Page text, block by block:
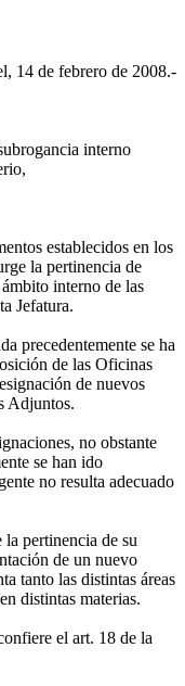
14 de febrero de 2008.-
interno
establecidos en los
la pertinencia de
interno de las
Jefatura.
precedentemente se ha
de las Oficinas
de nuevos
Adjuntos.
no obstante
se han ido
no resulta adecuado
la pertinencia de su
de un nuevo
tanto las distintas áreas
distintas materias.
el art. 18 de la